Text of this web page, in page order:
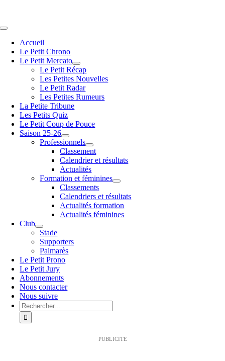
contenu
Navigation
basculeAccueil
Le Petit Chrono
Le Petit Mercato
Le Petit Récap
Les Petites Nouvelles
Le Petit Radar
Les Petites Rumeurs
La Petite Tribune
Les Petits Quiz
Le Petit Coup de Pouce
Saison 25-26
Professionnels
Classement
Calendrier et résultats
Actualités
Formation et féminines
Classements
Calendriers et résultats
Actualités formation
Actualités féminines
Club
Stade
Supporters
Palmarès
Le Petit Prono
Le Petit Jury
Abonnements
Nous contacter
Nous suivre
Rechercher:
PUBLICITE